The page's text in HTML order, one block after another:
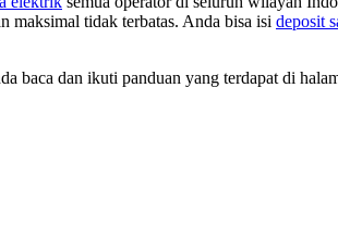
maksimal tidak terbatas. Anda bisa isi deposit
baca dan ikuti panduan yang terdapat di